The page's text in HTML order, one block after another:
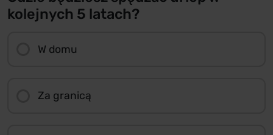
kolejnych 5 latach?
W domu
Za granicą